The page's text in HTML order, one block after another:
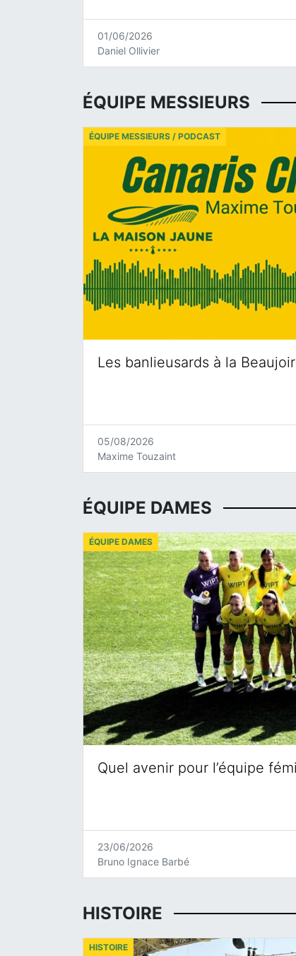
01/06/2026
Daniel Ollivier
ÉQUIPE MESSIEURS
Les banlieusards à la
ÉQUIPE MESSIEURS / PODCAST
05/08/2026
Maxime Touzaint
ÉQUIPE DAMES
Quel avenir pour l’équipe
ÉQUIPE DAMES
23/06/2026
Bruno Ignace Barbé
HISTOIRE
HISTOIRE